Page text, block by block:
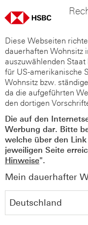
Diese Webseiten
dauerhaften Wohnsitz
auszuwählenden
für US-amerikanische
Wohnsitz bzw.
da die aufgeführten
den dortigen
Die auf den
Werbung dar. Bitte
welche über den Link
jeweiligen Seite
Hinweise".
Mein dauerhafter